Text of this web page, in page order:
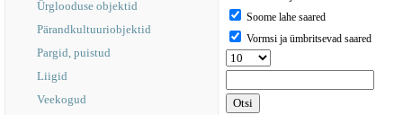
Ürglooduse objektid
Pärandkultuuriobjektid
Pargid, puistud
Liigid
Veekogud
Soome lahe saared
Vormsi ja ümbritsevad saared